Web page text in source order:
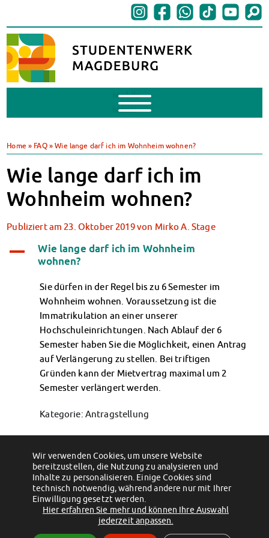
Mobile
Menu
BAföG beantragen
BAföG-FAQs
Dokumente
BAföG-Sprechstunden
Kredite & Stipendien
Mensen & Cafeterien
Heute in unseren Mensen
JoGo – Studibar + Eventspace
Mensa-FAQs
CampusCatering
MensaFeedback
AnsprechpartnerInnen
Wohnen
Wohnheime im Überblick
Wohnheime in Wernigerode
Wohnheimantrag & -service
Schadensmeldung
Wohnen-FAQ
Dokumente
AnsprechpartnerInnen
Soziales & Beratung
Home » FAQ»Wie lange darf ich im Wohnheim wohnen?
Wie lange darf ich im
Wohnheim wohnen?
Publiziert am 23. Oktober 2019von Mirko A. Stage
A
Wie lange darf ich im Wohnheim
wohnen?
Sie dürfen in der Regel bis zu 6 Semester im
Wohnheim wohnen. Voraussetzung ist die
Immatrikulation an einer unserer
Hochschuleinrichtungen. Nach Ablauf der 6
Semester haben Sie die Möglichkeit, einen Antrag
auf Verlängerung zu stellen. Bei triftigen
Gründen kann der Mietvertrag maximal um 2
Semester verlängert werden.
Kategorie: Antragstellung
Wann kann ich mich für einen
Wohnheimplatz bewerben?
Wie kann ich mich auf einen
Wohnheimplatz bewerben?
(c) 2012 - 2026 by Studentenwerk Magdeburg - Anstalt des öffentlichen
Rechts
Wir verwenden Cookies, um unsere Website
bereitzustellen, die Nutzung zu analysieren und
Inhalte zu personalisieren. Einige Cookies sind
technisch notwendig, während andere nur mit Ihrer
Einwilligung gesetzt werden.
Hier erfahren Sie mehr und können Ihre Auswahl
jederzeit anpassen.